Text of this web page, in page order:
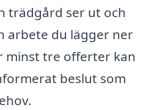
trädgård ser ut och
arbete du lägger ner
minst tre offerter kan
beslut som